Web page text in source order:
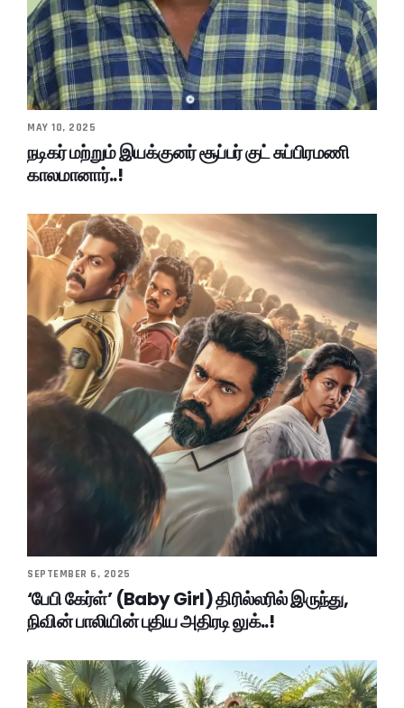
MAY 10, 2025
நடிகர் மற்றும் இயக்குனர் சூப்பர் குட் சுப்பிரமணி
காலமானார்..!
SEPTEMBER 6, 2025
‘பேபி கேர்ள்’ (Baby Girl) திரில்லரில் இருந்து,
நிவின் பாலியின் புதிய அதிரடி லுக்..!